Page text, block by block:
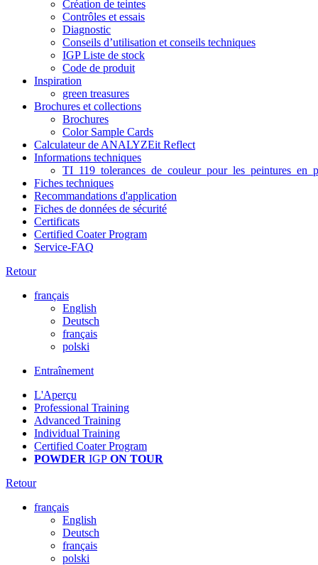
Création de teintes
Contrôles et essais
Diagnostic
Conseils d’utilisation et conseils techniques
IGP Liste de stock
Code de produit
Inspiration
green treasures
Brochures et collections
Brochures
Color Sample Cards
Calculateur de ANALYZEit Reflect
Informations techniques
Fiches techniques
Recommandations d'application
Fiches de données de sécurité
Certificats
Certified Coater Program
Service-FAQ
Retour
français
English
Deutsch
français
polski
Entraînement
L'Aperçu
Professional Training
Advanced Training
Individual Training
Certified Coater Program
POWDER IGP ON TOUR
Retour
français
English
Deutsch
français
polski